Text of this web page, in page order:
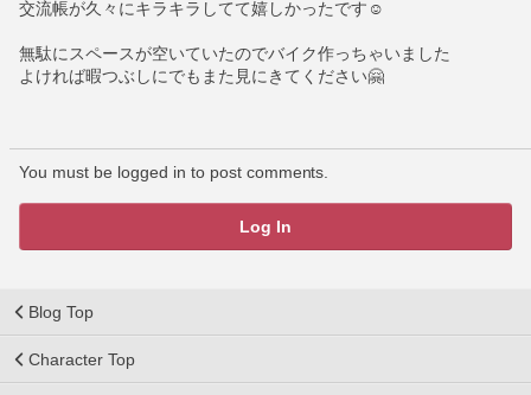
交流帳が久々にキラキラしてて嬉しかったです☺️
無駄にスペースが空いていたのでバイク作っちゃいました
よければ暇つぶしにでもまた見にきてください🤗
You must be logged in to post comments.
Log In
Blog Top
Character Top